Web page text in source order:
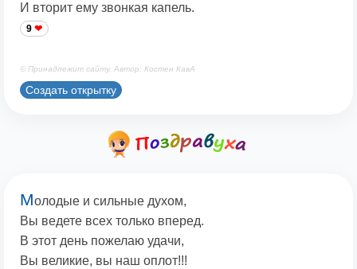
И вторит ему звонкая капель.
9
© Принадлежит сайту. Автор: Костен КавА
Создать открытку
Молодые и сильные духом,
Вы ведете всех только вперед.
В этот день пожелаю удачи,
Вы великие, вы наш оплот!!!